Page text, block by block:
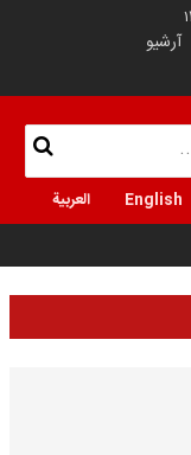
آرشیو
English العربية